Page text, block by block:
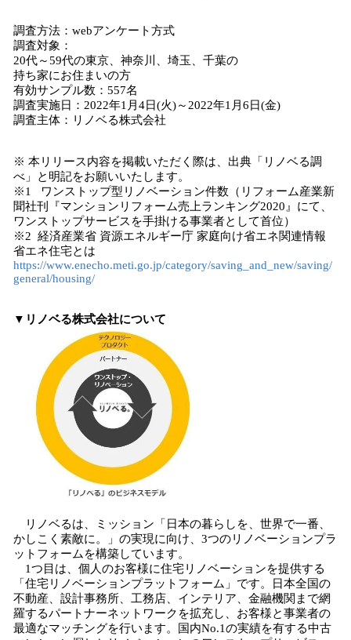
調査方法：webアンケート方式
調査対象：
20代～59代の東京、神奈川、埼玉、千葉の
持ち家にお住まいの方
有効サンプル数：557名
調査実施日：2022年1月4日(火)～2022年1月6日(金)
調査主体：リノベる株式会社
※ 本リリース内容を掲載いただく際は、出典「リノベる調
べ」と明記をお願いいたします。
※1 ワンストップ型リノベーション件数（リフォーム産業新
聞社刊『マンションリフォーム売上ランキング2020』にて、
ワンストップサービスを手掛ける事業者として首位）
※2 経済産業省 資源エネルギー庁 家庭向け省エネ関連情報
省エネ住宅とは
https://www.enecho.meti.go.jp/category/saving_and_new/saving/
general/housing/
▼リノベる株式会社について
リノベるは、ミッション「日本の暮らしを、世界で一番、
かしこく素敵に。」の実現に向け、3つのリノベーションプラ
ットフォームを構築しています。
1つ目は、個人のお客様に住宅リノベーションを提供する
「住宅リノベーションプラットフォーム」です。日本全国の
不動産、設計事務所、工務店、インテリア、金融機関まで網
羅するパートナーネットワークを拡充し、お客様と事業者の
最適なマッチングを行います。国内No.1の実績を有する中古